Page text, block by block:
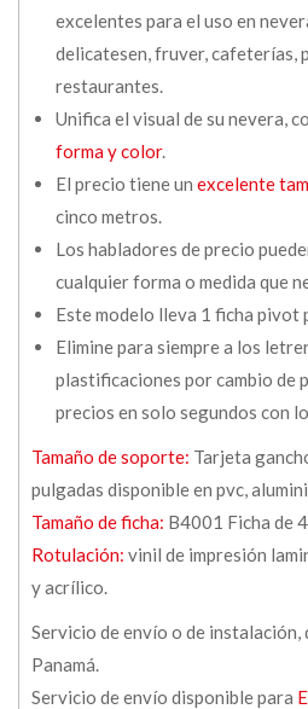
excelentes para el uso en
delicatesen, fruver, cafeterías,
restaurantes.
Unifica el visual de su nevera,
forma y color.
El precio tiene un excelente
cinco metros.
Los habladores de precio
cualquier forma o medida que
Este modelo lleva 1 ficha pivot
Elimine para siempre a los
plastificaciones por cambio de
precios en solo segundos con
Tamaño de soporte: Tarjeta
pulgadas disponible en pvc,
Tamaño de ficha: B4001 Ficha de
Rotulación: vinil de impresión
y acrílico.
Servicio de envío o de instalación,
Panamá.
Servicio de envío disponible para